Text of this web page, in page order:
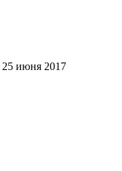
25 июня 2017